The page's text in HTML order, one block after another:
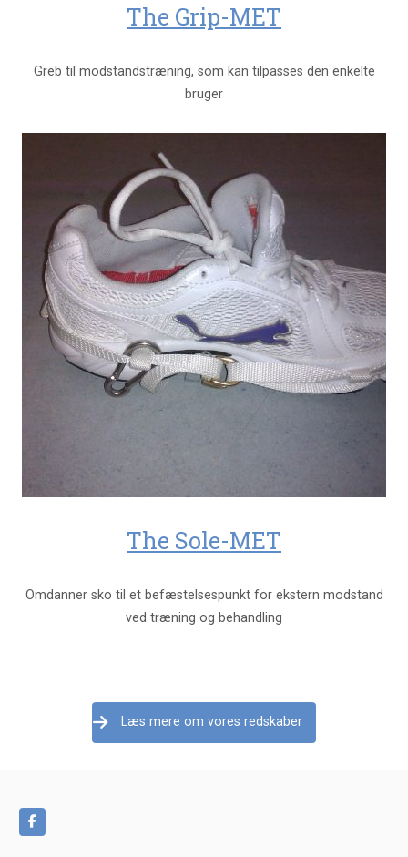
The Grip-MET
Greb til modstandstræning, som kan tilpasses den enkelte
bruger
The Sole-MET
Omdanner sko til et befæstelsespunkt for ekstern modstand
ved træning og behandling
Læs mere om vores redskaber